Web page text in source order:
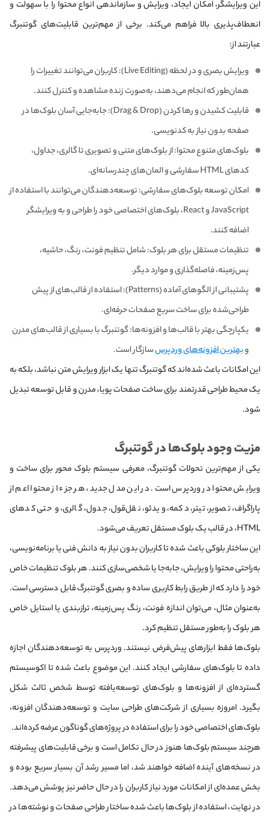
این ویرایشگر، امکان ایجاد، ویرایش و سازماندهی انواع محتوا را با سهولت و
انعطاف‌پذیری بالا فراهم می‌کند. برخی از مهم‌ترین قابلیت‌های گوتنبرگ
عبارتند از:
ویرایش بصری و در لحظه (Live Editing): کاربران می‌توانند تغییرات را
همان‌طور که انجام می‌دهند، به‌صورت زنده مشاهده و کنترل کنند.
قابلیت کشیدن و رها کردن (Drag & Drop): جابه‌جایی آسان بلوک‌ها در
صفحه بدون نیاز به کدنویسی.
بلوک‌های متنوع محتوا: از بلوک‌های متنی و تصویری تا گالری، جداول،
کدهای HTML سفارشی و المان‌های چندرسانه‌ای.
امکان توسعه بلوک‌های سفارشی: توسعه‌دهندگان می‌توانند با استفاده از
JavaScript و React، بلوک‌های اختصاصی خود را طراحی و به ویرایشگر
اضافه کنند.
تنظیمات مستقل برای هر بلوک: شامل تنظیم فونت، رنگ، حاشیه،
پس‌زمینه، فاصله‌گذاری و موارد دیگر.
پشتیبانی از الگوهای آماده (Patterns): استفاده از قالب‌های از پیش
طراحی‌شده برای ساخت سریع صفحات حرفه‌ای.
یکپارچگی بهتر با قالب‌ها و افزونه‌ها: گوتنبرگ با بسیاری از قالب‌های مدرن
وبهترین افزونه‌های وردپرسسازگار است.
این امکانات باعث شده‌اند که گوتنبرگ تنها یک ابزار ویرایش متن نباشد، بلکه به
یک محیط طراحی قدرتمند برای ساخت صفحات پویا، مدرن و قابل توسعه تبدیل
شود.
مزیت وجود بلوک‌ها در گوتنبرگ
یکی از مهم‌ترین تحولات گوتنبرگ، معرفی سیستم بلوک‌ محور برای ساخت و
ویرایش محتوا در وردپرس است. در این مدل جدید، هر جزء از محتوا اعم از
پاراگراف، تصویر، تیتر، دکمه، ویدئو، نقل‌قول، جدول، گالری، و حتی کدهای
HTML، در قالب یک بلوک مستقل تعریف می‌شود.
این ساختار بلوکی باعث شده تا کاربران بدون نیاز به دانش فنی یا برنامه‌نویسی،
به‌راحتی محتوا را ویرایش، جابه‌جا یا شخصی‌سازی کنند. هر بلوک تنظیمات خاص
خود را دارد که از طریق رابط کاربری ساده و بصری گوتنبرگ قابل دسترسی است.
به‌عنوان مثال، می‌توان اندازه فونت، رنگ پس‌زمینه، ترازبندی یا استایل خاص
هر بلوک را به‌طور مستقل تنظیم کرد.
بلوک‌ها فقط ابزارهای پیش‌فرض نیستند. وردپرس به توسعه‌دهندگان اجازه
داده تا بلوک‌های سفارشی ایجاد کنند. این موضوع باعث شده تا اکوسیستم
گسترده‌ای از افزونه‌ها و بلوک‌های توسعه‌یافته توسط شخص ثالث شکل
بگیرد. امروزه بسیاری از شرکت‌های طراحی سایت و توسعه‌دهندگان افزونه،
بلوک‌های اختصاصی خود را برای استفاده در پروژه‌های گوناگون عرضه کرده‌اند.
هرچند سیستم بلوک‌ها هنوز در حال تکامل است و برخی قابلیت‌های پیشرفته
در نسخه‌های آینده اضافه خواهند شد، اما مسیر رشد آن بسیار سریع بوده و
بخش عمده‌ای از امکانات مورد نیاز کاربران را در حال حاضر نیز پوشش می‌دهد.
در نهایت، استفاده از بلوک‌ها باعث شده ساختار طراحی صفحات و نوشته‌ها در